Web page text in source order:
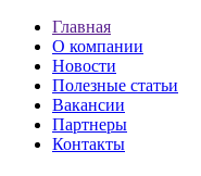
Главная
О компании
Новости
Полезные статьи
Вакансии
Партнеры
Контакты